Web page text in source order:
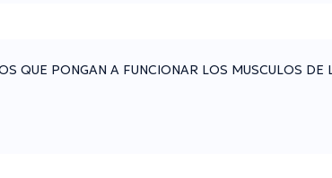
QUE PONGAN A FUNCIONAR LOS MUSCULOS DE